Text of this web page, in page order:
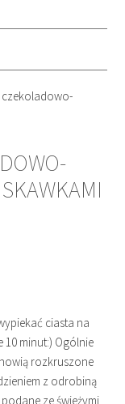
ciasta na
10 minut:) Ogólnie
rozkruszone
z odrobiną
ze świeżymi